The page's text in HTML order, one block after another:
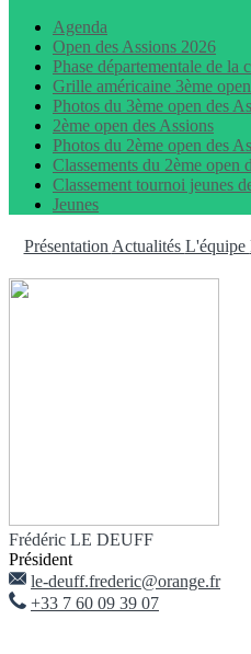
Agenda
Open des Assions 2026
Phase départementale de la
Grille américaine 3ème
Photos du 3ème open des
2ème open des Assions
Photos du 2ème open des
Classements du 2ème open
Classement tournoi jeunes
Jeunes
Présentation Actualités L'équipe
Frédéric LE DEUFF
Président
le-deuff.frederic@orange.fr
+33 7 60 09 39 07